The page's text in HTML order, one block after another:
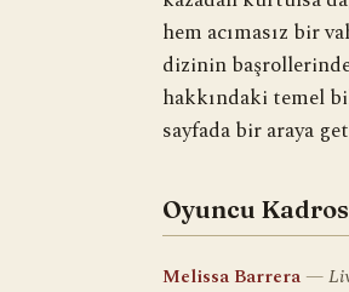
hem acımasız bir
dizinin
hakkındaki temel
sayfada bir araya
Oyuncu
Melissa Barrera